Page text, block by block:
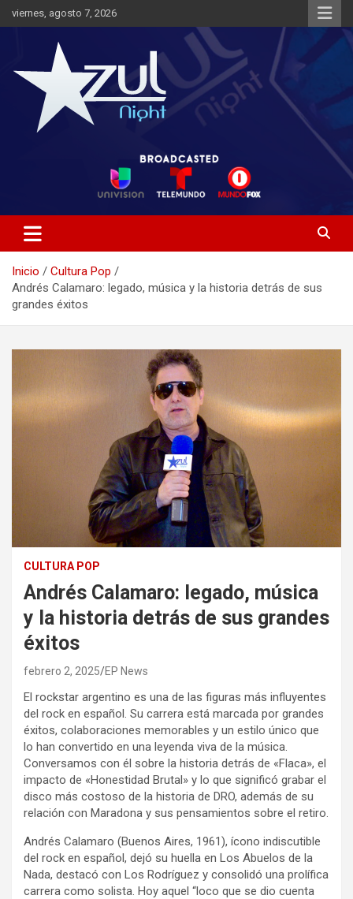
Saltar
al
viernes, agosto 7, 2026
Azul Night TV
Inicio
Cultura Pop
Andrés Calamaro: legado, música y la historia detrás de sus
grandes éxitos
CULTURA POP
Andrés Calamaro: legado, música
y la historia detrás de sus grandes
éxitos
febrero 2, 2025 EP News
El rockstar argentino es una de las figuras más influyentes
del rock en español. Su carrera está marcada por grandes
éxitos, colaboraciones memorables y un estilo único que
lo han convertido en una leyenda viva de la música.
Conversamos con él sobre la historia detrás de «Flaca», el
impacto de «Honestidad Brutal» y lo que significó grabar el
disco más costoso de la historia de DRO, además de su
relación con Maradona y sus pensamientos sobre el retiro.
Andrés Calamaro (Buenos Aires, 1961), ícono indiscutible
del rock en español, dejó su huella en Los Abuelos de la
Nada, destacó con Los Rodríguez y consolidó una prolífica
carrera como solista. Hoy aquel “loco que se dio cuenta